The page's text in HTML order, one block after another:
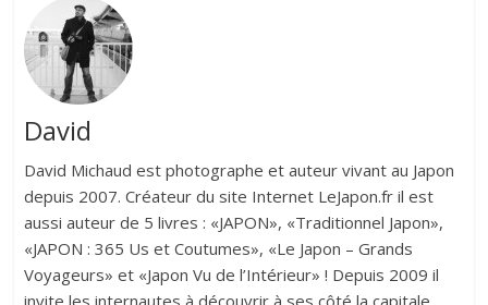
David
David Michaud est photographe et auteur vivant au Japon
depuis 2007. Créateur du site Internet LeJapon.fr il est
aussi auteur de 5 livres : «JAPON», «Traditionnel Japon»,
«JAPON : 365 Us et Coutumes», «Le Japon – Grands
Voyageurs» et «Japon Vu de l’Intérieur» ! Depuis 2009 il